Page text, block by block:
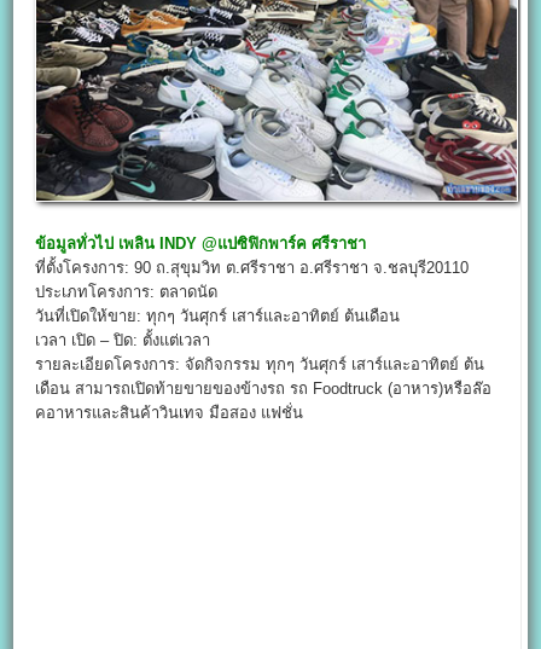
ข้อมูลทั่วไป เพลินINDY @แปซิฟิกพาร์ค ศรีราชา
ที่ตั้งโครงการ: 90 ถ.สุขุมวิท ต.ศรีราชา อ.ศรีราชา จ.ชลบุรี20110
ประเภทโครงการ: ตลาดนัด
วันที่เปิดให้ขาย: ทุกๆ วันศุกร์ เสาร์และอาทิตย์ ต้นเดือน
เวลา เปิด – ปิด: ตั้งแต่เวลา
รายละเอียดโครงการ: จัดกิจกรรม ทุกๆ วันศุกร์ เสาร์และอาทิตย์ ต้น
เดือน สามารถเปิดท้ายขายของข้างรถ รถ Foodtruck (อาหาร)หรือล๊อ
คอาหารและสินค้าวินเทจ มือสอง แฟชั่น